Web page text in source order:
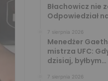
Błachowicz nie
Odpowiedział
7 sierpnia 2026
Menedżer
mistrza UFC:
dzisiaj, byłbym…
7 sierpnia 2026